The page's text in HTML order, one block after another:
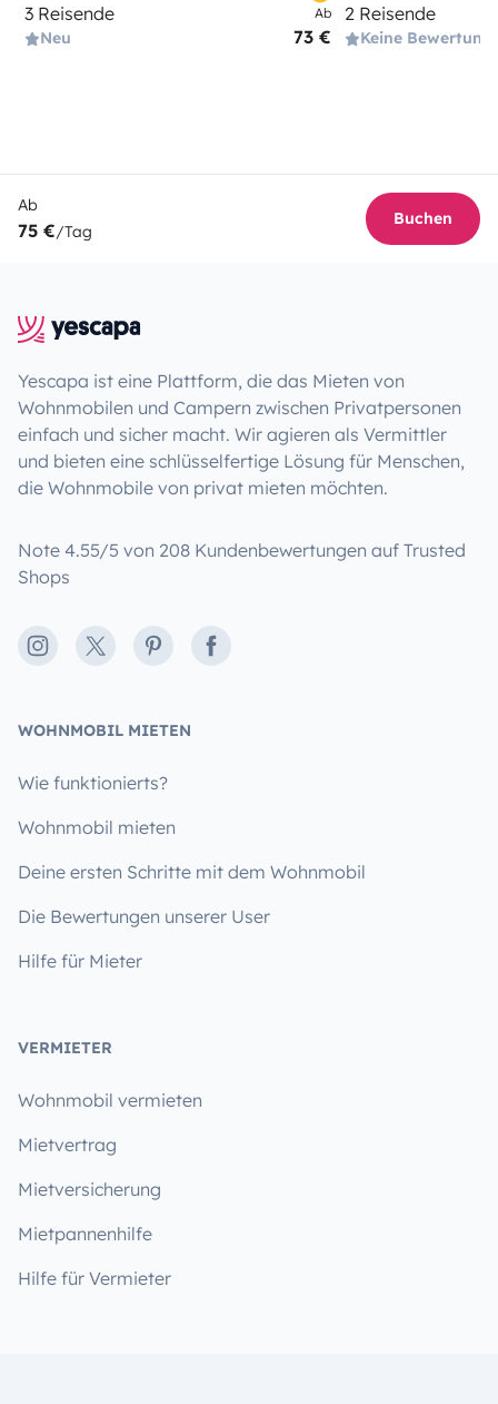
3 Reisende
Neu
Ab
73 €
2 Reisende
Keine Bewertung
Ab
75 €/Tag
Buchen
Yescapa ist eine Plattform, die das Mieten von
Wohnmobilen und Campern zwischen Privatpersonen
einfach und sicher macht. Wir agieren als Vermittler
und bieten eine schlüsselfertige Lösung für Menschen,
die Wohnmobile von privat mieten möchten.
Note 4.55/5 von 208 Kundenbewertungen auf Trusted
Shops
Instagram
X PinterestFacebook
WOHNMOBIL MIETEN
Wie funktionierts?
Wohnmobil mieten
Deine ersten Schritte mit dem Wohnmobil
Die Bewertungen unserer User
Hilfe für Mieter
VERMIETER
Wohnmobil vermieten
Mietvertrag
Mietversicherung
Mietpannenhilfe
Hilfe für Vermieter